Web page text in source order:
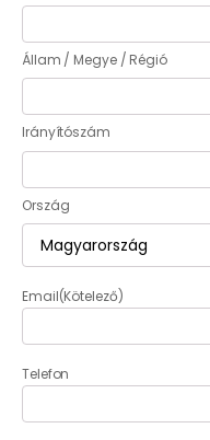
Állam / Megye / Régió
Irányítószám
Ország
Email(Kötelező)
Telefon